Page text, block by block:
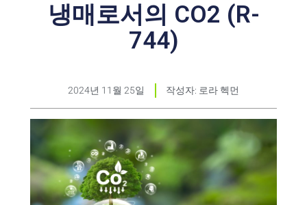
냉매로서의 CO2 (R-
744)
2024년 11월 25일 작성자: 로라 헥먼